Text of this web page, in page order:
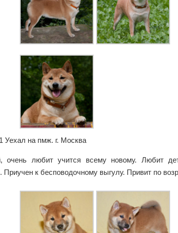
Уехал на пмж. г. Москва
очень любит учится всему новому. Любит
Приучен к бесповодочному выгулу. Привит по